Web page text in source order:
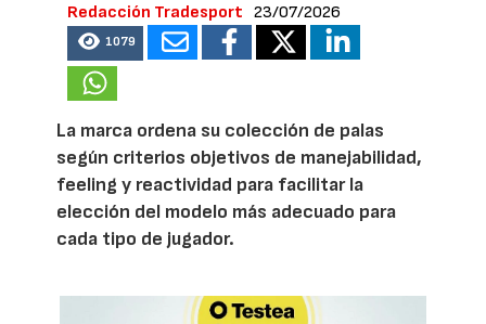
Redacción Tradesport 23/07/2026
1079
La marca ordena su colección de palas
según criterios objetivos de manejabilidad,
feeling y reactividad para facilitar la
elección del modelo más adecuado para
cada tipo de jugador.